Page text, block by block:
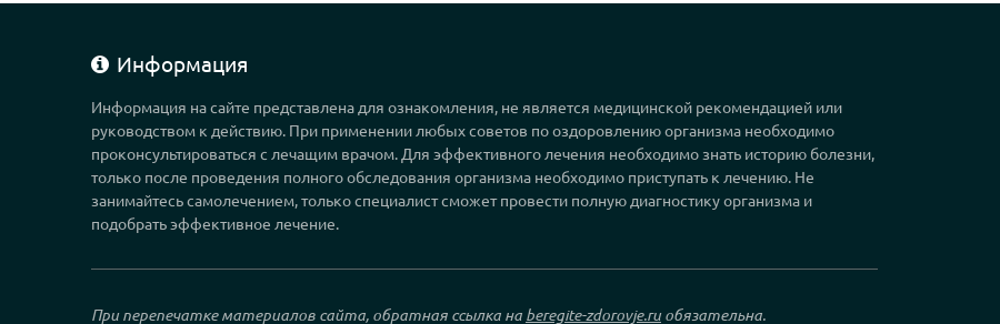
Информация
Информация на сайте представлена для ознакомления, не является медицинской рекомендацией или
руководством к действию. При применении любых советов по оздоровлению организма необходимо
проконсультироваться с лечащим врачом. Для эффективного лечения необходимо знать историю болезни,
только после проведения полного обследования организма необходимо приступать к лечению. Не
занимайтесь самолечением, только специалист сможет провести полную диагностику организма и
подобрать эффективное лечение.
При перепечатке материалов сайта, обратная ссылка на beregite-zdorovje.ruобязательна.